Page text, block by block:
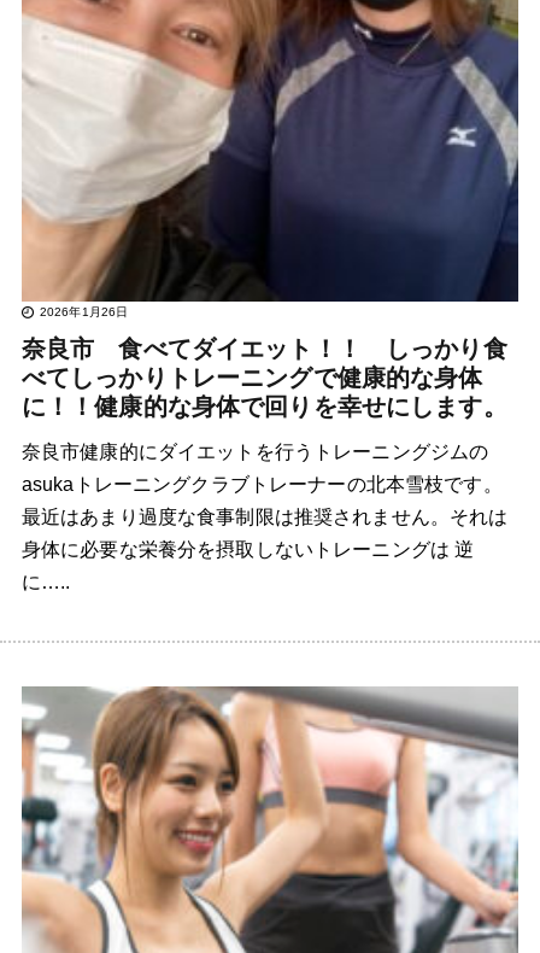
2026年1月26日
奈良市 食べてダイエット！！ しっかり食
べてしっかりトレーニングで健康的な身体
に！！健康的な身体で回りを幸せにします。
奈良市健康的にダイエットを行うトレーニングジムの
asukaトレーニングクラブトレーナーの北本雪枝です。
最近はあまり過度な食事制限は推奨されません。それは
身体に必要な栄養分を摂取しないトレーニングは 逆
に…..